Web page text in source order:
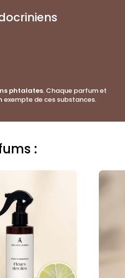
phtalates. Chaque parfum et
exempte de ces substances.
: